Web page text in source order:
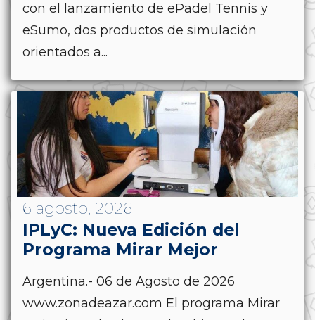
con el lanzamiento de ePadel Tennis y
eSumo, dos productos de simulación
orientados a...
6 agosto, 2026
IPLyC: Nueva Edición del
Programa Mirar Mejor
Argentina.- 06 de Agosto de 2026
www.zonadeazar.com El programa Mirar